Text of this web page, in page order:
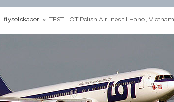
flyselskaber » TEST: LOT Polish Airlines til Hanoi, Vietnam